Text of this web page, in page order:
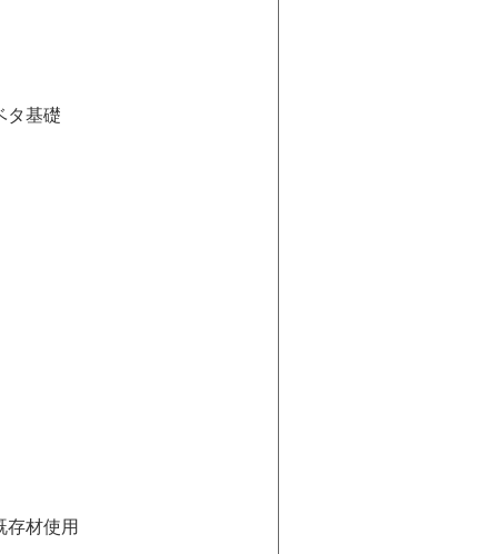
タ基礎
材使用